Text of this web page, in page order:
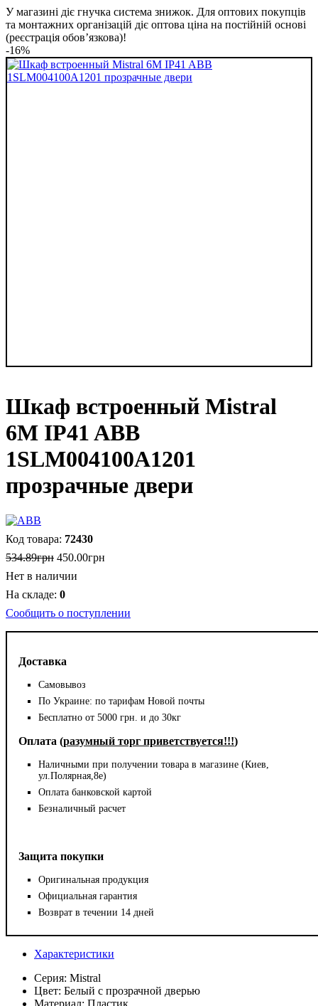
У магазині діє гнучка система знижок. Для оптових покупців
та монтажних організацій діє оптова ціна на постійній основі
(реєстрація обов’язкова)!
-16%
Шкаф встроенный Mistral
6M IP41 ABB
1SLM004100A1201
прозрачные двери
Доставка
Самовывоз
По Украине: по тарифам Новой почты
Бесплатно от 5000 грн. и до 30кг
Оплата (разумный торг приветствуется!!!)
Наличными при получении товара в магазине (Киев,
ул.Полярная,8е)
Оплата банковской картой
Безналичный расчет
Защита покупки
Оригинальная продукция
Официальная гарантия
Возврат в течении 14 дней
72430
534.89грн 450.00грн
Нет в наличии
0
Сообщить о поступлении
Характеристики
Серия: Mistral
Цвет: Белый с прозрачной дверью
Материал: Пластик